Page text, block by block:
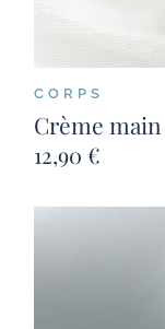
CORPS
Crème main
12,90€